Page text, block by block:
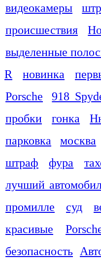
видеокамеры
происшествия
выделенные
R
новинка
Porsche
918
пробки
гонка
парковка
москва
штраф
фура
лучший
промилле
суд
красивые
безопасность